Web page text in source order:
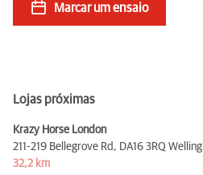
Marcar um ensaio
Lojas próximas
Krazy Horse London
211-219 Bellegrove Rd, DA16 3RQ Welling
32,2 km